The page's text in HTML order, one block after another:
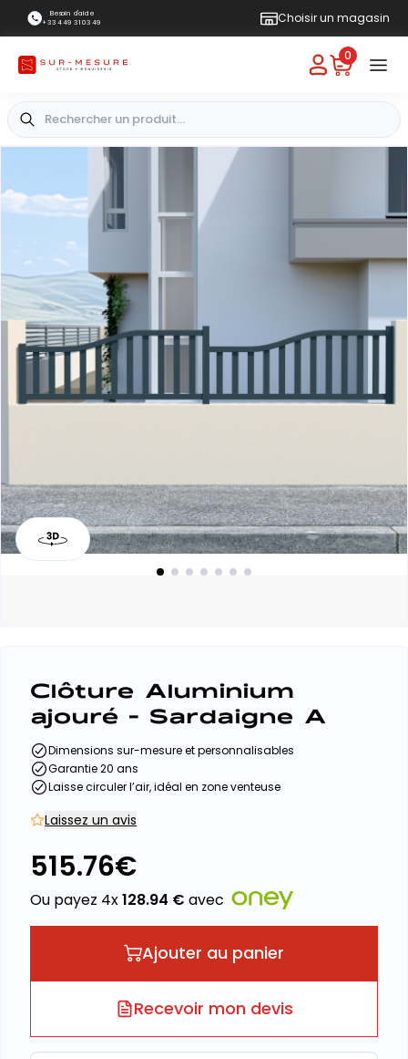
Besoin d'aide
+33 4 49 31 03 49
Choisir un magasin
0
Clôture Aluminium
ajouré - Sardaigne A
Dimensions sur-mesure et personnalisables
Garantie 20 ans
Laisse circuler l’air, idéal en zone venteuse
Laissez un avis
515.76€
Ou payez 4x128.94 € avec
Ajouter au panier
Recevoir mon devis